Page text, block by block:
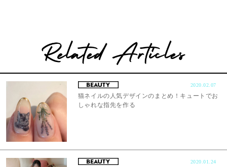
2020.02.07
猫ネイルの人気デザインのまとめ！キュートでお
しゃれな指先を作る
2020.01.24